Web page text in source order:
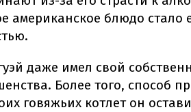
американское блюдо стало
даже имел свой
Более того, способ
говяжьих котлет он